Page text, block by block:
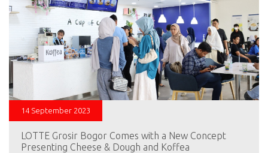
14 September 2023
LOTTE Grosir Bogor Comes with a New Concept
Presenting Cheese & Dough and Koffea